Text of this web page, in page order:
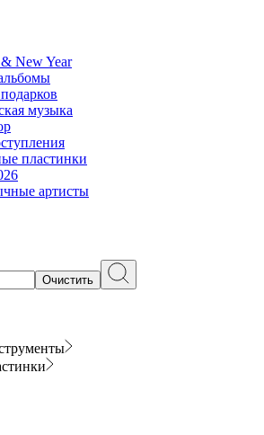
New Year
музыка
пластинки
артисты
Очистить